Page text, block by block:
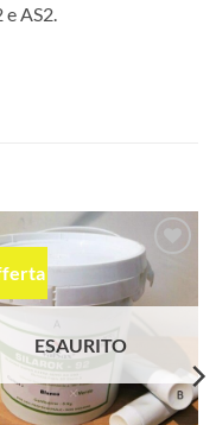
AS2.
Aggiungi
alla lista
dei
ESAURITO